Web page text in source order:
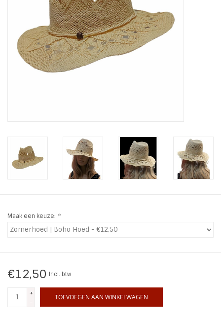
Fashion
ON THE BEACH
LIFESTYLE PRODUCTEN
INSPIRATIE
Maak een keuze: *
€12,50 Incl. btw
+
-
TOEVOEGEN AAN WINKELWAGEN